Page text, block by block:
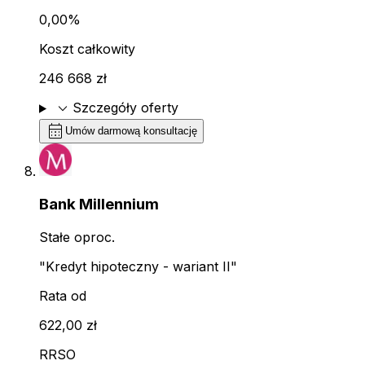
0,00%
Koszt całkowity
246 668 zł
expand_more Szczegóły oferty
calendar_month Umów darmową konsultację
Bank Millennium
Stałe oproc.
"Kredyt hipoteczny - wariant II"
Rata od
622,00 zł
RRSO